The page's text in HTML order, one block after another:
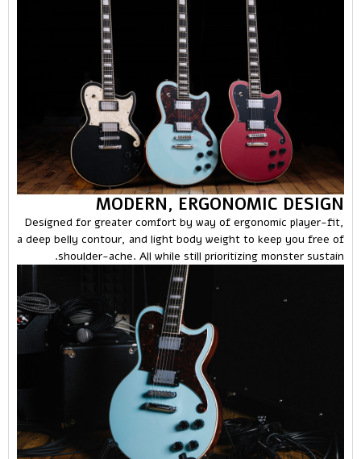
MODERN, ERGONOMIC DESIGN
Designed for greater comfort by way of ergonomic player-fit,
a deep belly contour, and light body weight to keep you free of
shoulder-ache. All while still prioritizing monster sustain.